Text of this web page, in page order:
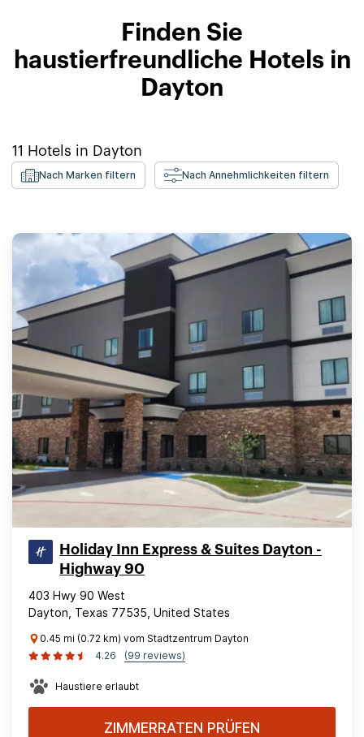
Finden Sie
haustierfreundliche Hotels in
Dayton
11 Hotels in Dayton
Nach Marken filtern Nach Annehmlichkeiten filtern
Holiday Inn Express & Suites Dayton -
Highway 90
403 Hwy 90 West
Dayton, Texas 77535, United States
0.45 mi (0.72 km) vom Stadtzentrum Dayton
4.26
(99 reviews)
Haustiere erlaubt
ZIMMERRATEN PRÜFEN